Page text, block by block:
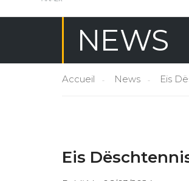
NEWS
Accueil News Eis
Eis